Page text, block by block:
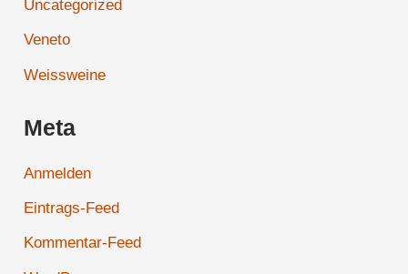
Uncategorized
Veneto
Weissweine
Meta
Anmelden
Eintrags-Feed
Kommentar-Feed